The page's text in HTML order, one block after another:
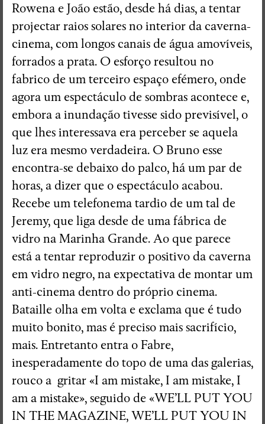
Rowena e João estão, desde há dias, a tentar
projectar raios solares no interior da caverna-
cinema, com longos canais de água amovíveis,
forrados a prata. O esforço resultou no
fabrico de um terceiro espaço efémero, onde
agora um espectáculo de sombras acontece e,
embora a inundação tivesse sido previsível, o
que lhes interessava era perceber se aquela
luz era mesmo verdadeira. O Bruno esse
encontra-se debaixo do palco, há um par de
horas, a dizer que o espectáculo acabou.
Recebe um telefonema tardio de um tal de
Jeremy, que liga desde de uma fábrica de
vidro na Marinha Grande. Ao que parece
está a tentar reproduzir o positivo da caverna
em vidro negro, na expectativa de montar um
anti-cinema dentro do próprio cinema.
Bataille olha em volta e exclama que é tudo
muito bonito, mas é preciso mais sacrifício,
mais. Entretanto entra o Fabre,
inesperadamente do topo de uma das galerias,
rouco a gritar «I am mistake, I am mistake, I
am a mistake», seguido de «WE’LL PUT YOU
IN THE MAGAZINE, WE’LL PUT YOU IN